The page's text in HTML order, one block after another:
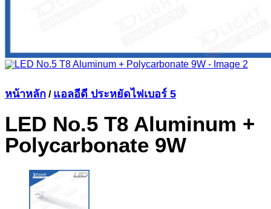
หน้าหลัก / แอลอีดี ประหยัดไฟเบอร์ 5
LED No.5 T8 Aluminum +
Polycarbonate 9W